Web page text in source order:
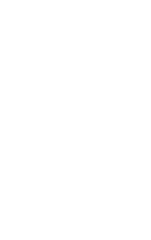
Luzern)
Luzern)
(WAS